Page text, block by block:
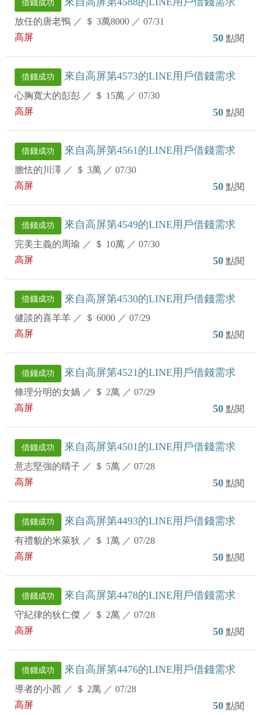
借錢成功
放任的唐老鴨 ／ ＄ 3萬8000 ／ 07/31
高屏
50 點閱
借錢成功 來自高屏第4573的LINE用戶借錢需求
心胸寬大的彭彭 ／ ＄ 15萬 ／ 07/30
高屏
50 點閱
借錢成功 來自高屏第4561的LINE用戶借錢需求
膽怯的川澤 ／ ＄ 3萬 ／ 07/30
高屏
50 點閱
借錢成功 來自高屏第4549的LINE用戶借錢需求
完美主義的周瑜 ／ ＄ 10萬 ／ 07/30
高屏
50 點閱
借錢成功 來自高屏第4530的LINE用戶借錢需求
健談的喜羊羊 ／ ＄ 6000 ／ 07/29
高屏
50 點閱
借錢成功 來自高屏第4521的LINE用戶借錢需求
條理分明的女媧 ／ ＄ 2萬 ／ 07/29
高屏
50 點閱
借錢成功 來自高屏第4501的LINE用戶借錢需求
意志堅強的晴子 ／ ＄ 5萬 ／ 07/28
高屏
50 點閱
借錢成功 來自高屏第4493的LINE用戶借錢需求
有禮貌的米萊狄 ／ ＄ 1萬 ／ 07/28
高屏
50 點閱
借錢成功 來自高屏第4478的LINE用戶借錢需求
守紀律的狄仁傑 ／ ＄ 2萬 ／ 07/28
高屏
50 點閱
借錢成功 來自高屏第4476的LINE用戶借錢需求
導者的小茜 ／ ＄ 2萬 ／ 07/28
高屏
50 點閱